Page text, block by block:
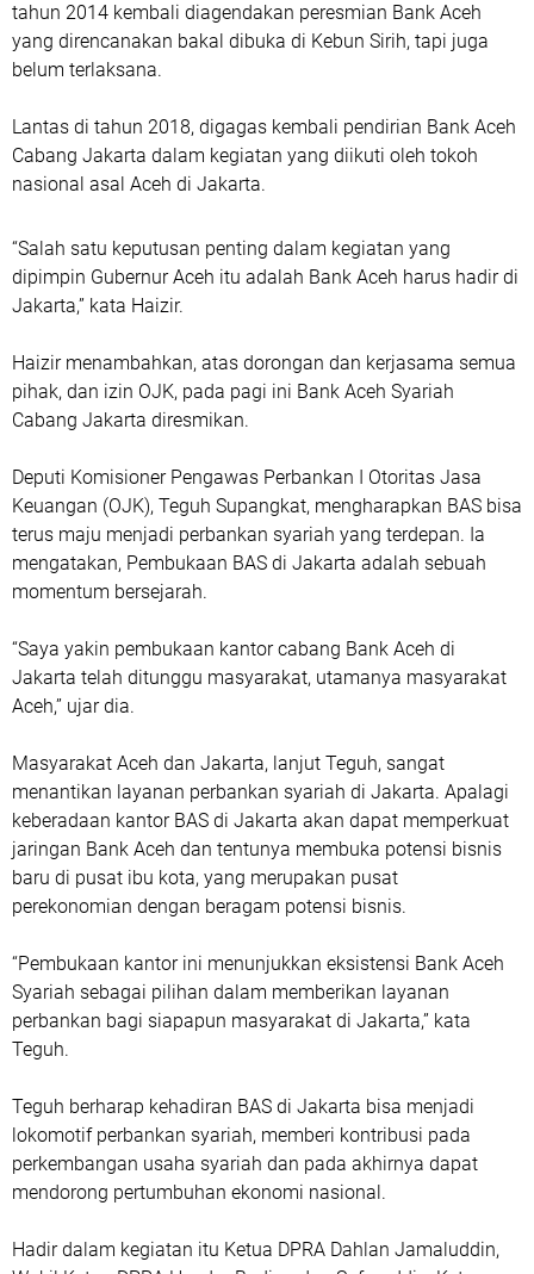
tahun 2014 kembali diagendakan peresmian Bank Aceh
yang direncanakan bakal dibuka di Kebun Sirih, tapi juga
belum terlaksana.
Lantas di tahun 2018, digagas kembali pendirian Bank Aceh
Cabang Jakarta dalam kegiatan yang diikuti oleh tokoh
nasional asal Aceh di Jakarta.
“Salah satu keputusan penting dalam kegiatan yang
dipimpin Gubernur Aceh itu adalah Bank Aceh harus hadir di
Jakarta,” kata Haizir.
Haizir menambahkan, atas dorongan dan kerjasama semua
pihak, dan izin OJK, pada pagi ini Bank Aceh Syariah
Cabang Jakarta diresmikan.
Deputi Komisioner Pengawas Perbankan I Otoritas Jasa
Keuangan (OJK), Teguh Supangkat, mengharapkan BAS bisa
terus maju menjadi perbankan syariah yang terdepan. Ia
mengatakan, Pembukaan BAS di Jakarta adalah sebuah
momentum bersejarah.
“Saya yakin pembukaan kantor cabang Bank Aceh di
Jakarta telah ditunggu masyarakat, utamanya masyarakat
Aceh,” ujar dia.
Masyarakat Aceh dan Jakarta, lanjut Teguh, sangat
menantikan layanan perbankan syariah di Jakarta. Apalagi
keberadaan kantor BAS di Jakarta akan dapat memperkuat
jaringan Bank Aceh dan tentunya membuka potensi bisnis
baru di pusat ibu kota, yang merupakan pusat
perekonomian dengan beragam potensi bisnis.
“Pembukaan kantor ini menunjukkan eksistensi Bank Aceh
Syariah sebagai pilihan dalam memberikan layanan
perbankan bagi siapapun masyarakat di Jakarta,” kata
Teguh.
Teguh berharap kehadiran BAS di Jakarta bisa menjadi
lokomotif perbankan syariah, memberi kontribusi pada
perkembangan usaha syariah dan pada akhirnya dapat
mendorong pertumbuhan ekonomi nasional.
Hadir dalam kegiatan itu Ketua DPRA Dahlan Jamaluddin,